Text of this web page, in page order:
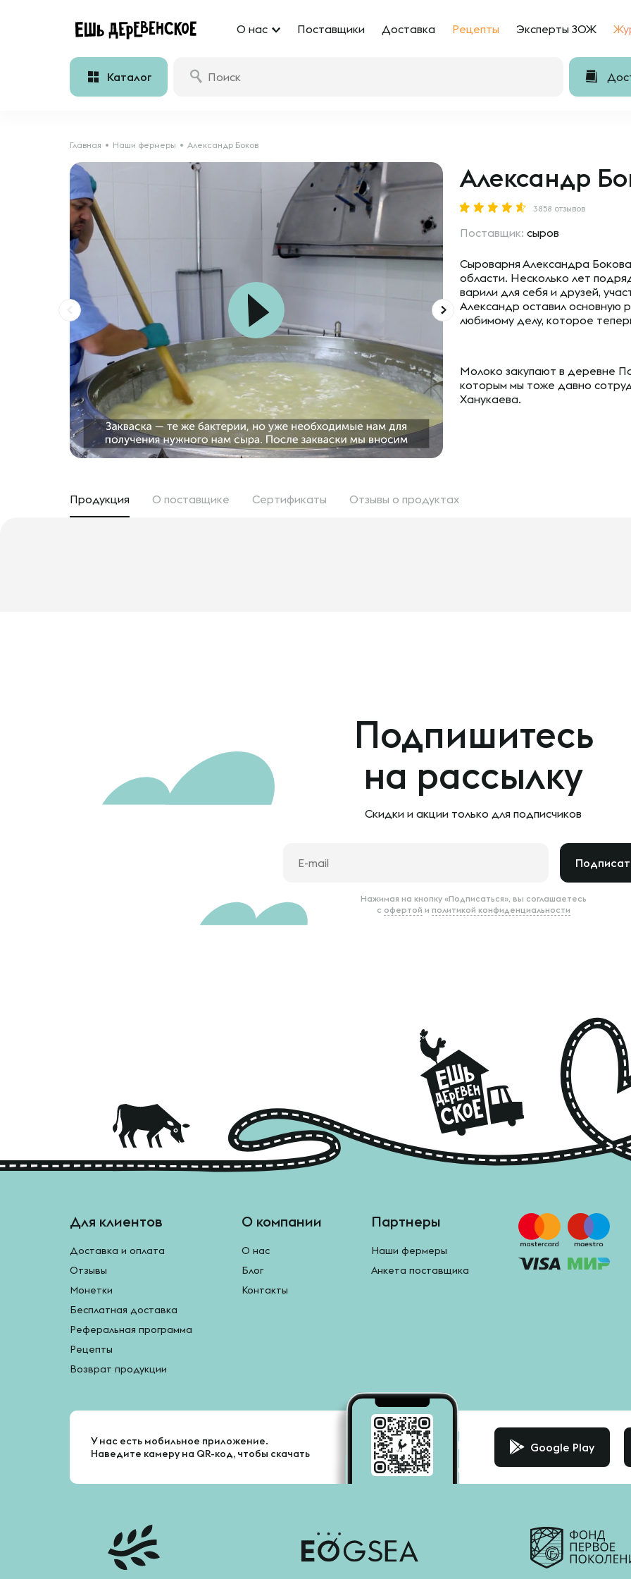
О нас Поставщики Доставка Рецепты Эксперты ЗОЖ
Каталог
Главная Наши фермеры Александр Боков
Александр
3858 отзывов
Поставщик: сыров
Сыроварня Александра
области. Несколько лет
варили для себя и друзей,
Александр оставил основную
любимому делу, которое
Молоко закупают в деревне
которым мы тоже давно
Ханукаева.
Продукция О поставщике Сертификаты Отзывы о продуктах
Подпишитесь
на рассылку
Скидки и акции только для подписчиков
Нажимая на кнопку «Подписаться», вы соглашаетесь
с офертой и политикой конфиденциальности
Для клиентов
Доставка и оплата
Отзывы
Монетки
Бесплатная доставка
Реферальная программа
Рецепты
Возврат продукции
О компании
О нас
Блог
Контакты
Партнеры
Наши фермеры
Анкета поставщика
У нас есть мобильное приложение.
Наведите камеру на QR-код, чтобы скачать
Google Play